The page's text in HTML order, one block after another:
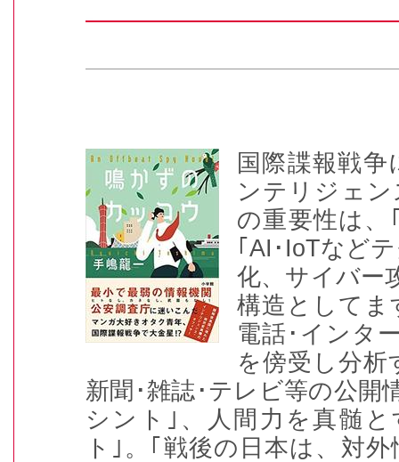
国際諜報戦
ンテリジェ
の重要性は、
｢AI･IoTなど
化、サイバー
構造としてま
電話･インタ
を傍受し分析
新聞･雑誌･テレビ等の公開
シント｣、人間力を真髄
ト｣。｢戦後の日本は、対